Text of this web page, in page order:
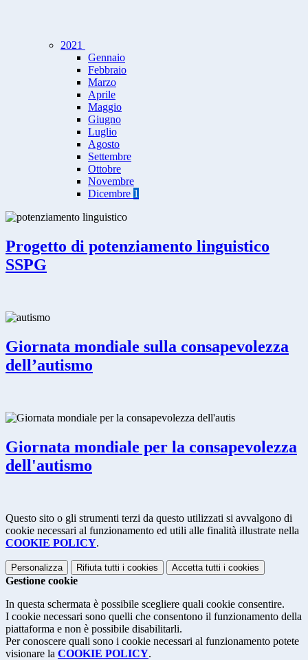
2021
Gennaio
Febbraio
Marzo
Aprile
Maggio
Giugno
Luglio
Agosto
Settembre
Ottobre
Novembre
Dicembre 1
Progetto di potenziamento linguistico
SSPG
Giornata mondiale sulla consapevolezza
dell’autismo
Giornata mondiale per la consapevolezza
dell'autismo
Questo sito o gli strumenti terzi da questo utilizzati si avvalgono di
cookie necessari al funzionamento ed utili alle finalità illustrate nella
COOKIE POLICY.
Personalizza Rifiuta tutti i cookies Accetta tutti i cookies
Gestione cookie
In questa schermata è possibile scegliere quali cookie consentire.
I cookie necessari sono quelli che consentono il funzionamento della
piattaforma e non è possibile disabilitarli.
Per conoscere quali sono i cookie necessari al funzionamento potete
visionare la COOKIE POLICY.